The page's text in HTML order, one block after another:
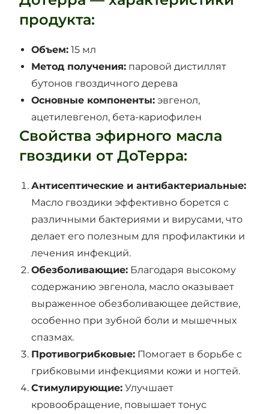
продукта:
Объем: 15 мл
Метод получения: паровой дистиллят
бутонов гвоздичного дерева
Основные компоненты: эвгенол,
ацетилевгенол, бета-кариофилен
​Свойства эфирного масла
гвоздики от ДоТерра:
Антисептические и антибактериальные:
Масло гвоздики эффективно борется с
различными бактериями и вирусами, что
делает его полезным для профилактики и
лечения инфекций.
Обезболивающие: Благодаря высокому
содержанию эвгенола, масло оказывает
выраженное обезболивающее действие,
особенно при зубной боли и мышечных
спазмах.
Противогрибковые: Помогает в борьбе с
грибковыми инфекциями кожи и ногтей.
Стимулирующие: Улучшает
кровообращение, повышает тонус